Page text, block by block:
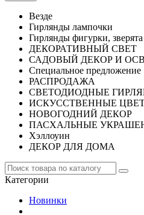
Везде
Гирлянды лампочки
Гирлянды фигурки, зверята
ДЕКОРАТИВНЫЙ СВЕТ
САДОВЫЙ ДЕКОР И
Специальное предложение
РАСПРОДАЖА
СВЕТОДИОДНЫЕ
ИСКУССТВЕННЫЕ
НОВОГОДНИЙ ДЕКОР
ПАСХАЛЬНЫЕ
Хэллоуин
ДЕКОР ДЛЯ ДОМА
Категории
Новинки